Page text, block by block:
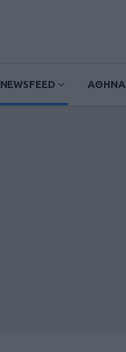
NEWSFEED ΑΘΗΝΑ